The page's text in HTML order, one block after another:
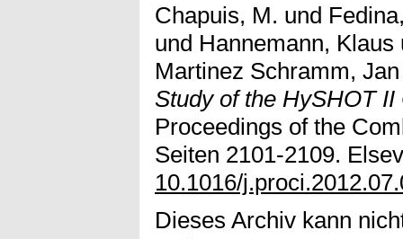
Chapuis, M. und
und Hannemann, Klaus
Martinez Schramm, Jan
Study of the HySHOT
Proceedings of the
Seiten 2101-2109.
10.1016/
Dieses Archiv kann